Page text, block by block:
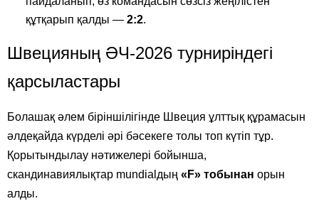
құтқарып қалды — 2:2.
Швецияның ӘЧ-2026 турниріндегі
қарсыластары
Болашақ әлем біріншілігінде Швеция ұлттық құрамасын
әлдеқайда күрделі әрі бәсекеге толы топ күтіп тұр.
Қорытындылау нәтижелері бойынша,
скандинавиялықтар mundialдың «F» тобынан орын
алды.